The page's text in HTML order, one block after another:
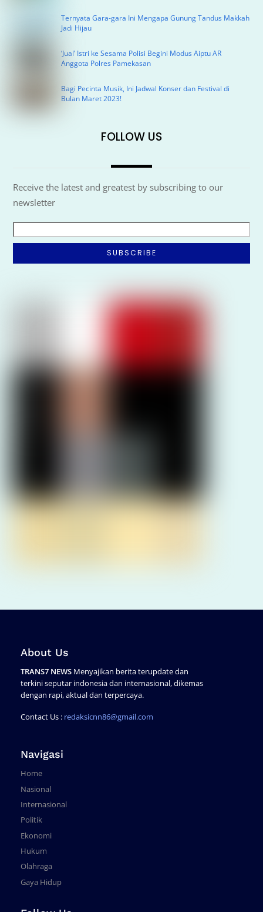
Ternyata Gara-gara Ini Mengapa Gunung Tandus Makkah
Jadi Hijau
‘Jual’ Istri ke Sesama Polisi Begini Modus Aiptu AR
Anggota Polres Pamekasan
Bagi Pecinta Musik, Ini Jadwal Konser dan Festival di
Bulan Maret 2023!
FOLLOW US
Receive the latest and greatest by subscribing to our
newsletter
About Us
TRANS7 NEWSMenyajikan berita terupdate dan
terkini seputar indonesia dan internasional, dikemas
dengan rapi, aktual dan terpercaya.
Contact Us : redaksicnn86@gmail.com
Navigasi
Home
Nasional
Internasional
Politik
Ekonomi
Hukum
Olahraga
Gaya Hidup